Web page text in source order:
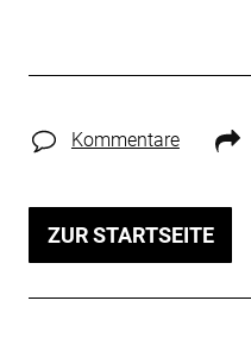
Kommentare
ZUR STARTSEITE